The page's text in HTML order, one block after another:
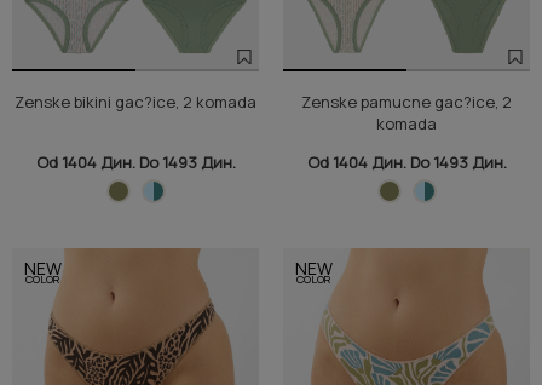
Zenske bikini gac?ice, 2 komada
Od 1404 Дин. Do 1493 Дин.
Zenske pamucne gac?ice, 2
komada
Od 1404 Дин. Do 1493 Дин.
NEW
COLOR NEW
COLOR